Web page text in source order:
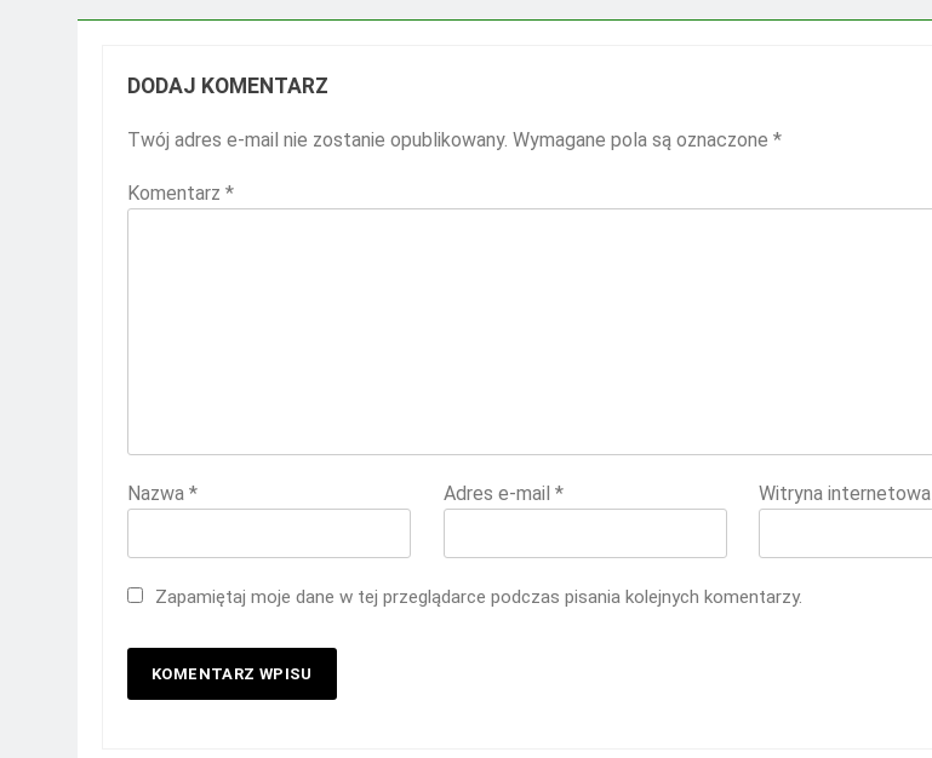
DODAJ KOMENTARZ
Twój adres e-mail nie zostanie opublikowany. Wymagane pola są oznaczone *
Komentarz *
Nazwa * Adres e-mail * Witryna internetowa
Zapamiętaj moje dane w tej przeglądarce podczas pisania kolejnych komentarzy.